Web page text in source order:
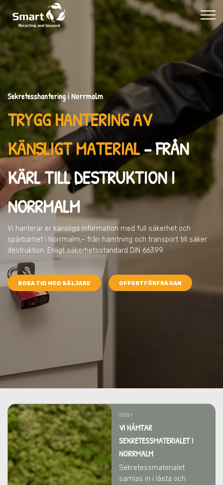
Sekretesshantering i Norrmalm
TRYGG HANTERING AV
KÄNSLIGT MATERIAL– FRÅN
KÄRL TILL DESTRUKTION I
NORRMALM
Vi hanterar er känsliga information med full säkerhet och
spårbarhet i Norrmalm,– från hämtning och transport till säker
destruktion. Enligt säkerhetsstandard DIN 66399.
BOKA TID MED SÄLJARE OFFERTFÖRFRÅGAN
STEG 1
VI HÄMTAR
SEKRETESSMATERIALET I
NORRMALM
Sekretessmaterialet
samlas in i låsta och